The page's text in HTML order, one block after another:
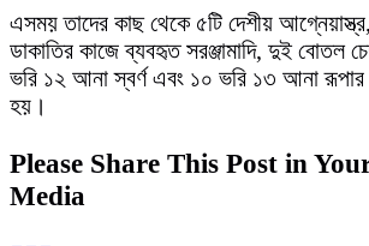
এসময় তাদের কাছ থেকে ৫টি দেশীয়
ডাকাতির কাজে ব্যবহৃত সরঞ্জামাদি, দুই বোতল
ভরি ১২ আনা স্বর্ণ এবং ১০ ভরি ১৩ আনা রূপার
হয়।
Please Share This Post in
Media